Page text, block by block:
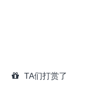
TA们打赏了